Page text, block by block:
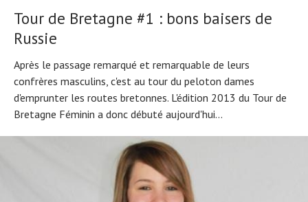
Tour de Bretagne #1 : bons baisers de
Russie
Après le passage remarqué et remarquable de leurs
confrères masculins, c'est au tour du peloton dames
d'emprunter les routes bretonnes. L'édition 2013 du Tour de
Bretagne Féminin a donc débuté aujourd'hui...